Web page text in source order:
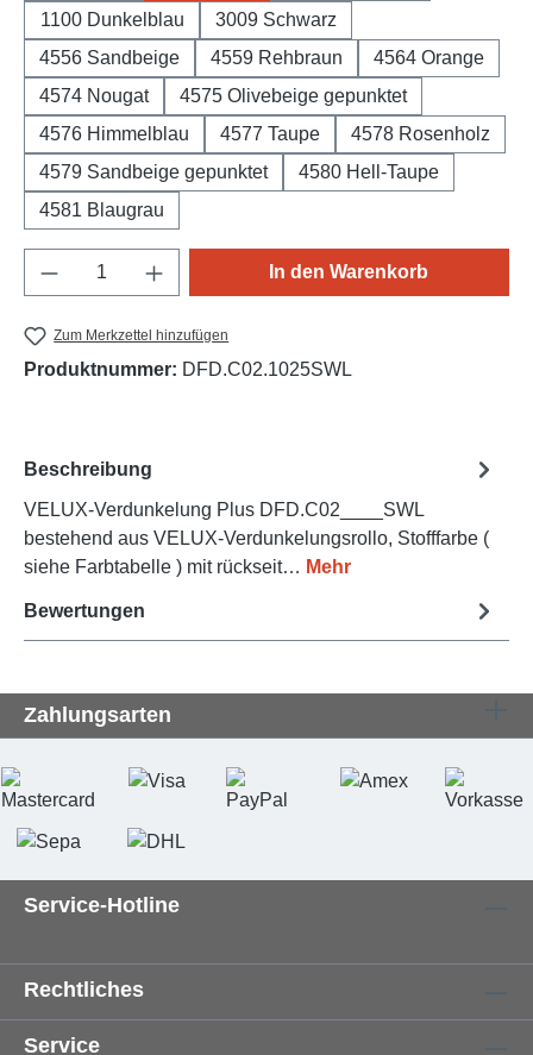
1100 Dunkelblau
3009 Schwarz
4556 Sandbeige
4559 Rehbraun
4564 Orange
4574 Nougat
4575 Olivebeige gepunktet
4576 Himmelblau
4577 Taupe
4578 Rosenholz
4579 Sandbeige gepunktet
4580 Hell-Taupe
4581 Blaugrau
Produkt Anzahl: Gib den gewünschten
In den Warenkorb
Zum Merkzettel hinzufügen
Produktnummer: DFD.C02.1025SWL
Beschreibung
VELUX-Verdunkelung Plus DFD.C02____SWL
bestehend aus VELUX-Verdunkelungsrollo, Stofffarbe (
siehe Farbtabelle ) mit rückseit… Mehr
Bewertungen
Zahlungsarten
Service-Hotline
Rechtliches
Service